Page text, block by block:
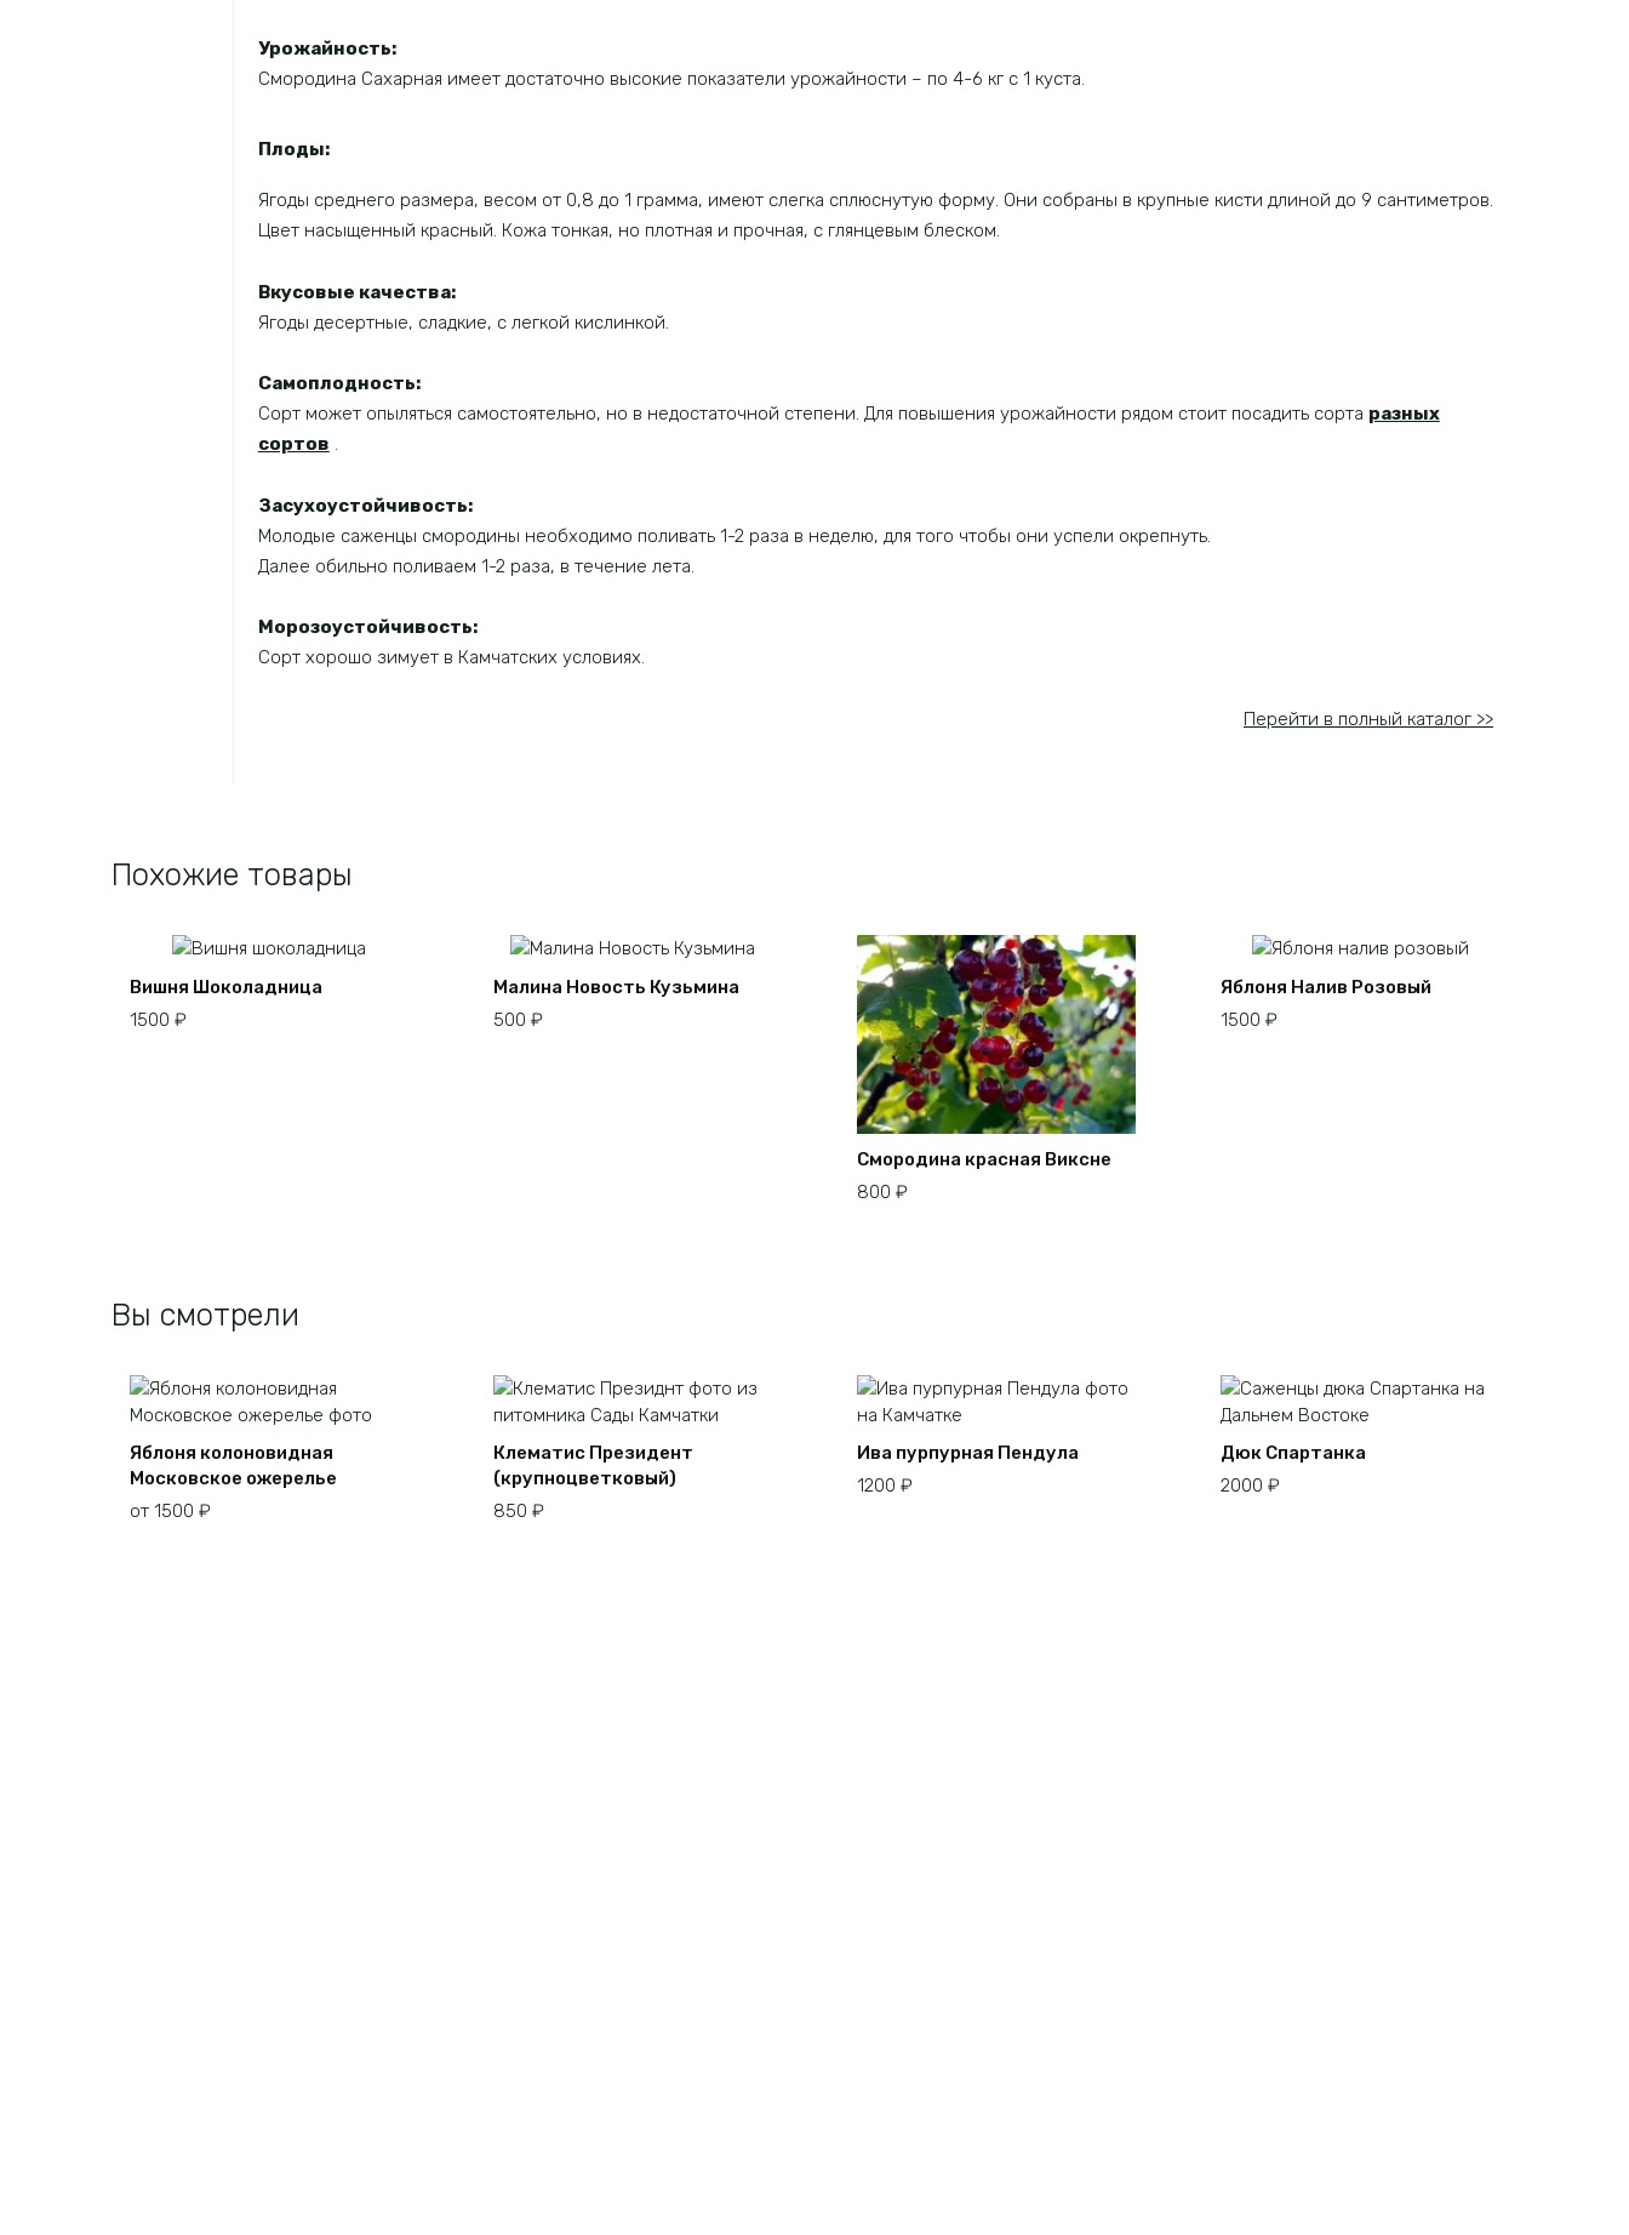
Урожайность:
Смородина Сахарная имеет достаточно высокие показатели урожайности – по 4-6 кг с 1 куста.
Плоды:
Ягоды среднего размера, весом от 0,8 до 1 грамма, имеют слегка сплюснутую форму. Они собраны в крупные кисти длиной до 9 сантиметров.
Цвет насыщенный красный. Кожа тонкая, но плотная и прочная, с глянцевым блеском.
Вкусовые качества:
Ягоды десертные, сладкие, с легкой кислинкой.
Самоплодность:
Сорт может опыляться самостоятельно, но в недостаточной степени. Для повышения урожайности рядом стоит посадить сорта разных
сортов .
Засухоустойчивость:
Молодые саженцы смородины необходимо поливать 1-2 раза в неделю, для того чтобы они успели окрепнуть.
Далее обильно поливаем 1-2 раза, в течение лета.
Морозоустойчивость:
Сорт хорошо зимует в Камчатских условиях.
Перейти в полный каталог >>
Похожие товары
Вишня Шоколадница
1500 ₽
Малина Новость Кузьмина
500 ₽
Смородина красная Виксне
800 ₽
Яблоня Налив Розовый
1500 ₽
Вы смотрели
Яблоня колоновидная
Московское ожерелье
от 1500 ₽
Клематис Президент
(крупноцветковый)
850 ₽
Ива пурпурная Пендула
1200 ₽
Дюк Спартанка
2000 ₽